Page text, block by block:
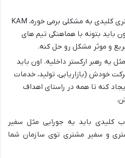
وقتی مشتری کلیدی به مشکلی برمی خوره، KAM
باید بتونه با هماهنگی تیم های
و موثر مشکل رو حل کنه.
KAM مثل یه رهبر ارکستر داخلیه. اون باید
خودش (بازاریابی، تولید، خدمات
کنه تا همه در راستای اهداف
کلیدی باید یه جورایی مثل سفیر
و سفیر مشتری توی سازمان شما